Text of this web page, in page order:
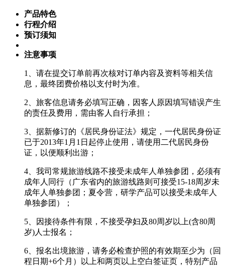
产品特色
行程介绍
预订须知
注意事项
1、请在提交订单前再次核对订单内容及资料等相关信
息，最终团费价格以支付时为准。
2、旅客信息请务必填写正确，因客人原因填写错误产生
的责任及费用，需由客人自行承担；
3、据新修订的《居民身份证法》规定，一代居民身份证
已于2013年1月1日起停止使用，请使用二代居民身份
证，以便顺利出游；
4、我司常规旅游线路不接受未成年人单独参团，必须有
成年人同行（广东省内的旅游线路则可接受15-18周岁未
成年人单独参团；夏令营，研学产品可以接受未成年人
单独参团）；
5、因接待条件有限，不接受孕妇及80周岁以上(含80周
岁)人士报名；
6、报名出境旅游，请务必检查护照的有效期至少为（回
程日期+6个月）以上和两页以上空白签证页，特别产品